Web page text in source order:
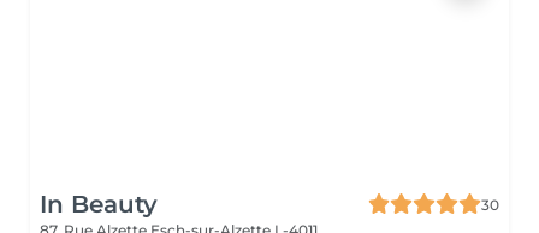
In Beauty
30